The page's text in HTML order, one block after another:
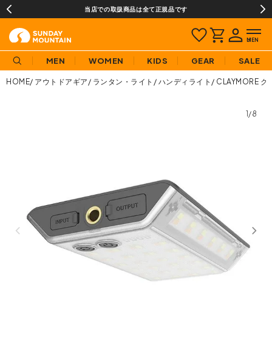
当店での取扱商品は全て正規品です
MEN WOMEN KIDS GEAR SALE
HOME アウトドアギア ランタン・ライト ハンディライト CLAYMORE ク
1/8